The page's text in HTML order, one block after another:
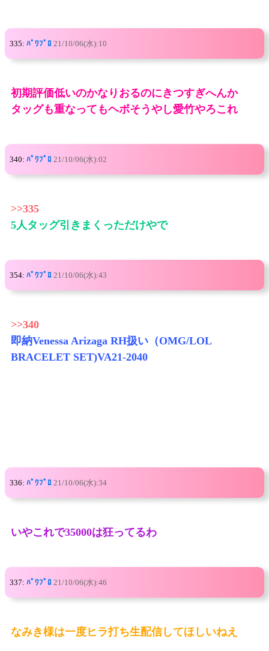
335: ﾊﾟﾜﾌﾟﾛ 21/10/06(水):10
初期評価低いのかなりおるのにきつすぎへんか
タッグも重なってもヘボそうやし愛竹やろこれ
340: ﾊﾟﾜﾌﾟﾛ 21/10/06(水):02
>>335
5人タッグ引きまくっただけやで
354: ﾊﾟﾜﾌﾟﾛ 21/10/06(水):43
>>340
即納Venessa Arizaga RH扱い（OMG/LOL
BRACELET SET)VA21-2040
336: ﾊﾟﾜﾌﾟﾛ 21/10/06(水):34
いやこれで35000は狂ってるわ
337: ﾊﾟﾜﾌﾟﾛ 21/10/06(水):46
なみき様は一度ヒラ打ち生配信してほしいねえ